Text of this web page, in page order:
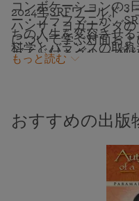
コンボケーションの3
ー・ブラフマニが、
ちの人生を変容させ
科学とバランスの取
する質問に対し、パ
2024年SRFワールド
ハンサ・ヨガナンダ
について学ぶ対面お
ガイド付きグループ
ラマハンサ・ヨガナ
もっと読む
おすすめの出版